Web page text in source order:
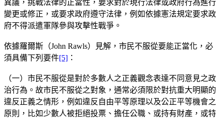
異議，挑戰法律的正當性，要求對於現行法律或政府行為進行
變更或修正，或要求政府遵守法律，例如依據憲法規定要求政
府不得派遣軍隊參與攻擊性戰爭。
依據羅爾斯（John Rawls）見解，市民不服從要能正當化，必
須具備下列要件[5] ：
（一）市民不服從是對於多數人之正義觀念表達不同意見之政
治行為。故市民不服從之對象，通常必須限於對抗重大明顯的
違反正義之情形，例如違反自由平等原理以及公正平等機會之
原則，比如少數人被拒絕投票、擔任公職、或持有財產，或特